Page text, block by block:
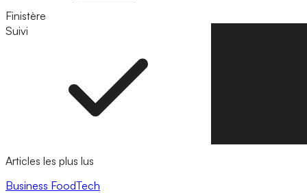
Finistère
Suivi
Articles les plus lus
Business FoodTech